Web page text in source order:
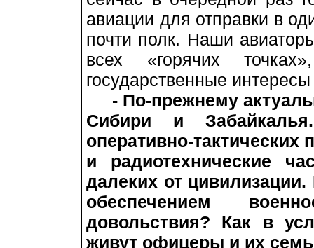
авиации для отправки в
почти полк. Наши
всех «горячих
государственные
- По-прежнему
Сибири и
оперативно-
и радиотехнические
далеких от
обеспечением
довольствия? Как в
живут офицеры и их